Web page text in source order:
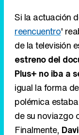
Si la actuación
reencuentro'
de la televisión
estreno del
Plus+ no iba a
igual la forma
polémica
de su noviazgo
Finalmente,